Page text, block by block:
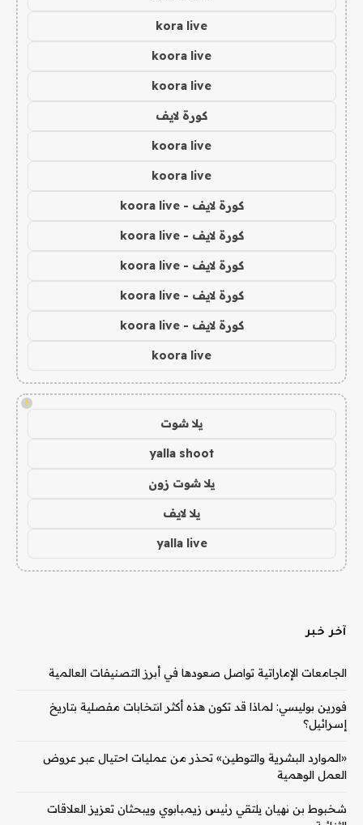
kora live
koora live
koora live
كورة لايف
koora live
koora live
كورة لايف - koora live
كورة لايف - koora live
كورة لايف - koora live
كورة لايف - koora live
كورة لايف - koora live
koora live
!
يلا شوت
yalla shoot
يلا شوت زون
يلا لايف
yalla live
آخر خبر
الجامعات الإماراتية تواصل صعودها في أبرز التصنيفات العالمية
فورين بوليسي: لماذا قد تكون هذه أكثر انتخابات مفصلية بتاريخ
إسرائيل؟
«الموارد البشرية والتوطين» تحذر من عمليات احتيال عبر عروض
العمل الوهمية
شخبوط بن نهيان يلتقي رئيس زيمبابوي ويبحثان تعزيز العلاقات